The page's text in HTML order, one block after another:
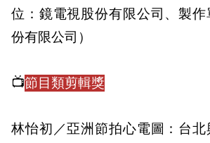
位：鏡電視股份有限公司、製
份有限公司）
📺節目類剪輯獎
林怡初／亞洲節拍心電圖：台